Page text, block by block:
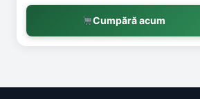
Cumpără acum